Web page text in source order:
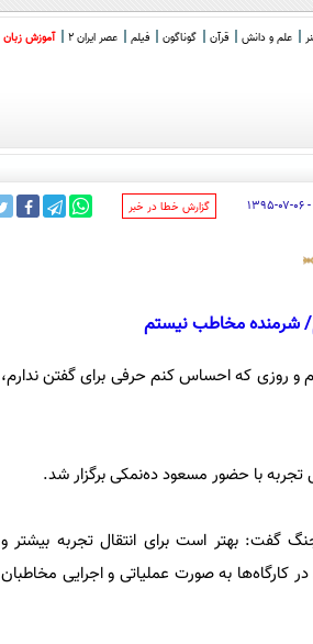
علم و دانش قرآن گوناگون فیلم عصر ایران 2 آموزش زبان
‌گزارش خطا در خبر
شرمنده مخاطب نیستم
نبودم و روزی که احساس کنم حرفی برای گفتن ندارم،
تجربه با حضور مسعود ده‌نمکی برگزار شد.
گفت: بهتر است برای انتقال تجربه بیشتر و
به صورت عملیاتی و اجرایی مخاطبان